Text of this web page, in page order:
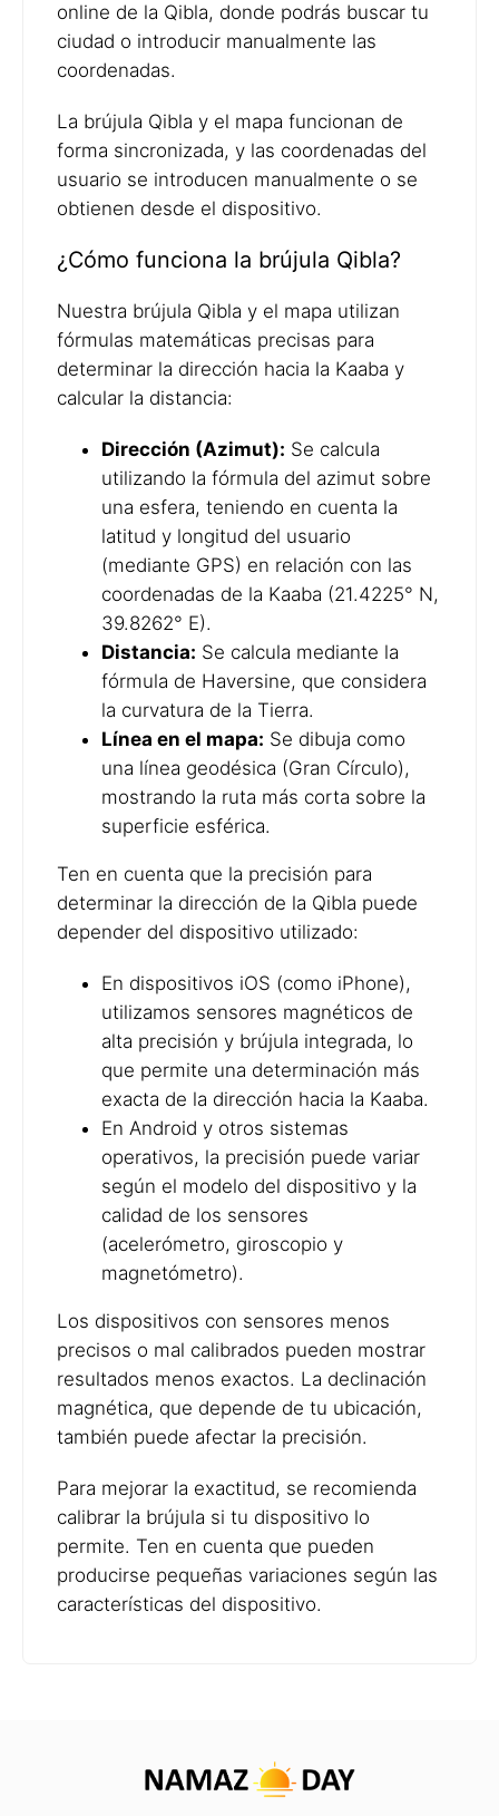
online de la Qibla, donde podrás buscar tu
ciudad o introducir manualmente las
coordenadas.
La brújula Qibla y el mapa funcionan de
forma sincronizada, y las coordenadas del
usuario se introducen manualmente o se
obtienen desde el dispositivo.
¿Cómo funciona la brújula Qibla?
Nuestra brújula Qibla y el mapa utilizan
fórmulas matemáticas precisas para
determinar la dirección hacia la Kaaba y
calcular la distancia:
Dirección (Azimut): Se calcula
utilizando la fórmula del azimut sobre
una esfera, teniendo en cuenta la
latitud y longitud del usuario
(mediante GPS) en relación con las
coordenadas de la Kaaba (21.4225° N,
39.8262° E).
Distancia: Se calcula mediante la
fórmula de Haversine, que considera
la curvatura de la Tierra.
Línea en el mapa: Se dibuja como
una línea geodésica (Gran Círculo),
mostrando la ruta más corta sobre la
superficie esférica.
Ten en cuenta que la precisión para
determinar la dirección de la Qibla puede
depender del dispositivo utilizado:
En dispositivos iOS (como iPhone),
utilizamos sensores magnéticos de
alta precisión y brújula integrada, lo
que permite una determinación más
exacta de la dirección hacia la Kaaba.
En Android y otros sistemas
operativos, la precisión puede variar
según el modelo del dispositivo y la
calidad de los sensores
(acelerómetro, giroscopio y
magnetómetro).
Los dispositivos con sensores menos
precisos o mal calibrados pueden mostrar
resultados menos exactos. La declinación
magnética, que depende de tu ubicación,
también puede afectar la precisión.
Para mejorar la exactitud, se recomienda
calibrar la brújula si tu dispositivo lo
permite. Ten en cuenta que pueden
producirse pequeñas variaciones según las
características del dispositivo.